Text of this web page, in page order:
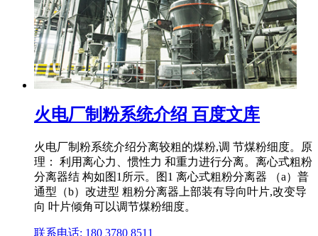
火电厂制粉系统介绍 百度文库
火电厂制粉系统介绍分离较粗的煤粉,调 节煤粉细度。原
理： 利用离心力、惯性力 和重力进行分离。离心式粗粉
分离器结 构如图1所示。图1 离心式粗粉分离器 （a）普
通型（b）改进型 粗粉分离器上部装有导向叶片,改变导
向 叶片倾角可以调节煤粉细度。
联系电话: 180 3780 8511